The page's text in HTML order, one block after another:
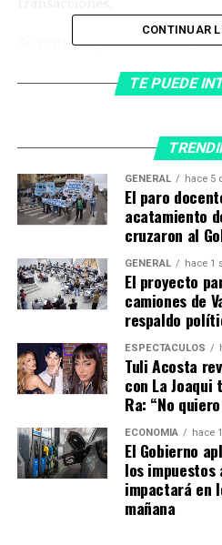
Se trata del punto final de un
Central (BCRA), los bancos
(Coelsa, Fiserv, Red Link y
A partir de Transferencias 3.0,
acreditación máximo para
segundos, con una comisión
del 0,6% al 0,8%,
su política de competencia de
El objetivo de todos los
simplificar los pagos digitales,
uso de dinero electrónico con
mismo tiempo, reducir el uso
expandir la inclusión
sector de la economía.
El objetivo es
simplificar los
CONTINUAR
TE PUEDE
GENERAL hace 5
El paro
acatamiento
cruzaron al
GENERAL hace 1
El proyecto
camiones de
respaldo
ESPECTÁCULOS
Tuli Acosta
con La
Ra: “No
ECONOMÍA hace
El Gobierno
los impuestos
impactará en
mañana